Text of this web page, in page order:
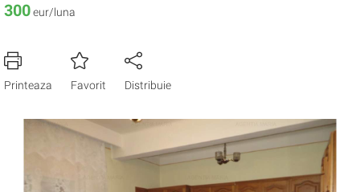
300eur/luna
Printeaza Favorit Distribuie